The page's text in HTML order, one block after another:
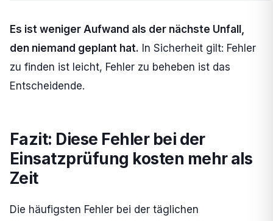
Es ist weniger Aufwand als der nächste Unfall,
den niemand geplant hat. In Sicherheit gilt: Fehler
zu finden ist leicht, Fehler zu beheben ist das
Entscheidende.
Fazit: Diese Fehler bei der
Einsatzprüfung kosten mehr als
Zeit
Die häufigsten Fehler bei der täglichen